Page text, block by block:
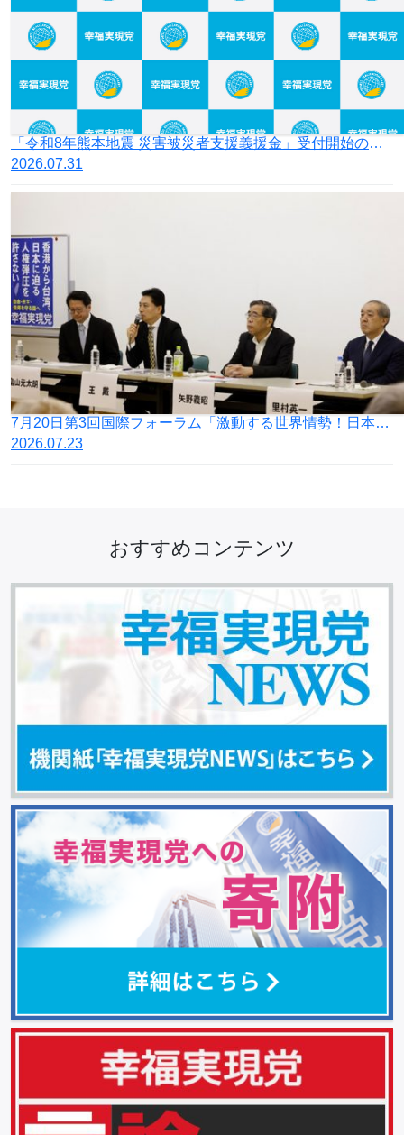
「令和8年熊本地震 災害被災者支援義援金」受付開始のお知らせ
2026.07.31
7月20日第3回国際フォーラム「激動する世界情勢！日本の針路を問う」開催
2026.07.23
おすすめコンテンツ